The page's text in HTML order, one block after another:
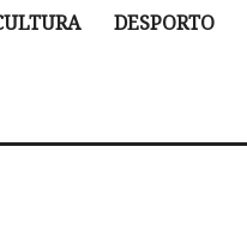
DESPORTO